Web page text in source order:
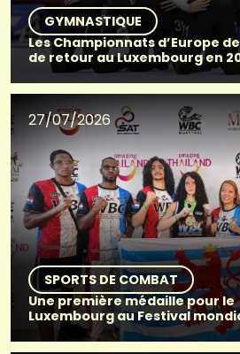
GYMNASTIQUE
Les Championnats d’Europe
de retour au Luxembourg en
27/07/2026
SPORTS DE COMBAT
Une première médaille pour le
Luxembourg au Festival